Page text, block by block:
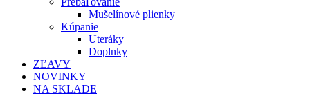
Mušelínové plienky
Kúpanie
Uteráky
Doplnky
ZĽAVY
NOVINKY
NA SKLADE